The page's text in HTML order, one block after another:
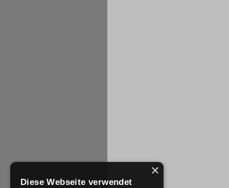
×
Diese Webseite verwendet